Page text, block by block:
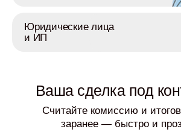
Юридические лица
и ИП
Ваша сделка под
Считайте комиссию и
заранее — быстро и